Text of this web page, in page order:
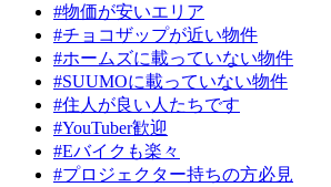
#物価が安いエリア
#チョコザップが近い物件
#ホームズに載っていない物件
#SUUMOに載っていない物件
#住人が良い人たちです
#YouTuber歓迎
#Eバイクも楽々
#プロジェクター持ちの方必見